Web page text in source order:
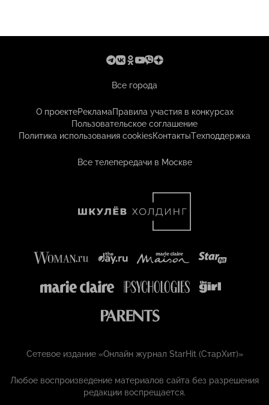
Все города
О проектеРекламаПравила участия в конкурсах
Пользовательское соглашение
Политика использования cookiesКонтактыТехподдержка
Все телепередачи в Москве
Сетевое издание «Онлайн журнал StarHit (СтарХит)»
Любое воспроизведение материалов сайта без разрешения
редакции воспрещается.